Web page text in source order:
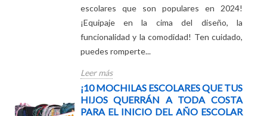
para la próxima temporada de regreso a
clases de su hija? ¡Descubre los accesorios
escolares que son populares en 2024!
¡Equipaje en la cima del diseño, la
funcionalidad y la comodidad! Ten cuidado,
puedes romperte...
Leer más